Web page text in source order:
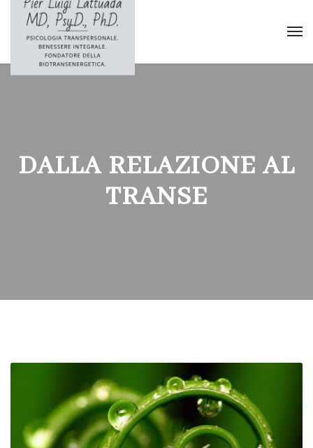
DALLA RELAZIONE AL
TRANSE